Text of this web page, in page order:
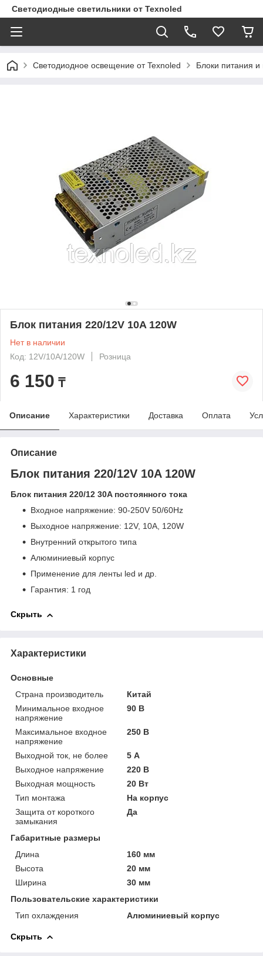
Светодиодные светильники от Texnoled
Светодиодное освещение от Texnoled Блоки питания
Блок питания 220/12V 10A 120W
Нет в наличии
Код: 12V/10A/120W
Розница
6 150 ₸
Описание Характеристики Доставка Оплата
Описание
Блок питания 220/12V 10A 120W
Блок питания 220/12 30A постоянного тока
Входное напряжение: 90-250V 50/60Hz
Выходное напряжение: 12V, 10А, 120W
Внутренний открытого типа
Алюминиевый корпус
Применение для ленты led и др.
Гарантия: 1 год
Скрыть
Характеристики
Основные
Страна производитель
Китай
Минимальное входное
напряжение
90 В
Максимальное входное
напряжение
250 В
Выходной ток, не более
5 А
Выходное напряжение
220 В
Выходная мощность
20 Вт
Тип монтажа
На корпус
Защита от короткого
замыкания
Да
Габаритные размеры
Длина
160 мм
Высота
20 мм
Ширина
30 мм
Пользовательские характеристики
Тип охлаждения
Алюминиевый корпус
Скрыть